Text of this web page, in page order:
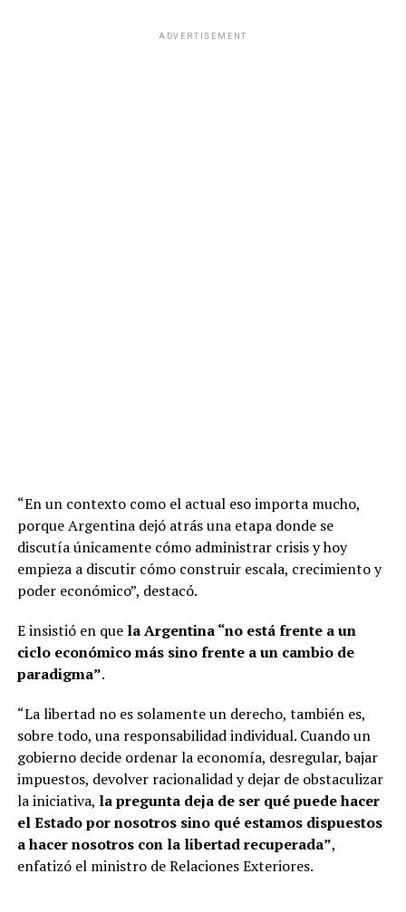
ADVERTISEMENT
“En un contexto como el actual eso importa mucho,
porque Argentina dejó atrás una etapa donde se
discutía únicamente cómo administrar crisis y hoy
empieza a discutir cómo construir escala, crecimiento y
poder económico”, destacó.
E insistió en que la Argentina “no está frente a un
ciclo económico más sino frente a un cambio de
paradigma”.
“La libertad no es solamente un derecho, también es,
sobre todo, una responsabilidad individual. Cuando un
gobierno decide ordenar la economía, desregular, bajar
impuestos, devolver racionalidad y dejar de obstaculizar
la iniciativa, la pregunta deja de ser qué puede hacer
el Estado por nosotros sino qué estamos dispuestos
a hacer nosotros con la libertad recuperada”,
enfatizó el ministro de Relaciones Exteriores.